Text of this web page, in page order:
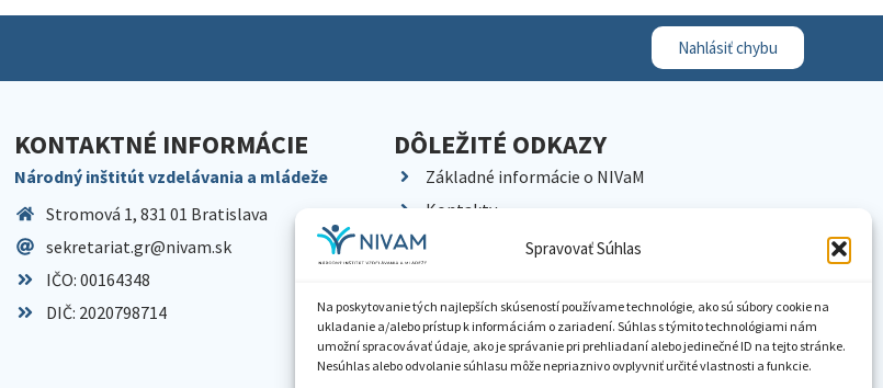
Spravovať Súhlas
Na poskytovanie tých najlepších skúseností používame technológie, ako sú súbory cookie na
ukladanie a/alebo prístup k informáciám o zariadení. Súhlas s týmito technológiami nám
umožní spracovávať údaje, ako je správanie pri prehliadaní alebo jedinečné ID na tejto stránke.
Nesúhlas alebo odvolanie súhlasu môže nepriaznivo ovplyvniť určité vlastnosti a funkcie.
Nahlásiť chybu
KONTAKTNÉ INFORMÁCIE
Národný inštitút vzdelávania a mládeže
Stromová 1, 831 01 Bratislava
sekretariat.gr@nivam.sk
IČO: 00164348
DIČ: 2020798714
DÔLEŽITÉ ODKAZY
Základné informácie o NIVaM
Kontakty
Kariéra
Pracoviská NIVaM
Dokumenty inštitúcie
Knižnica